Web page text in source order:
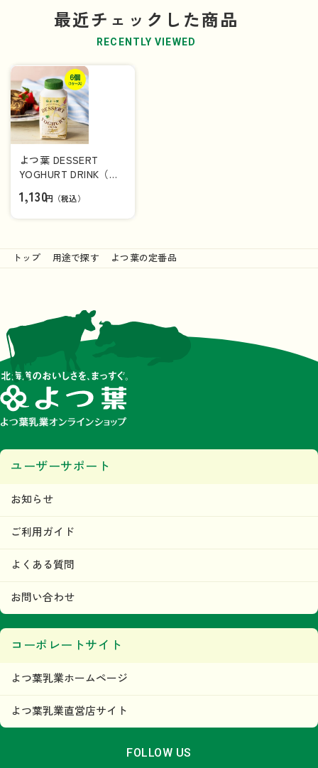
最近チェックした商品
RECENTLY VIEWED
よつ葉 DESSERT
YOGHURT DRINK（デ
ンク）２５０ｇ×6本
（1ケース）
1,130円（税込）
トップ 用途で探す よつ葉の定番品
ユーザーサポート
お知らせ
ご利用ガイド
よくある質問
お問い合わせ
コーポレートサイト
よつ葉乳業ホームページ
よつ葉乳業直営店サイト
FOLLOW US